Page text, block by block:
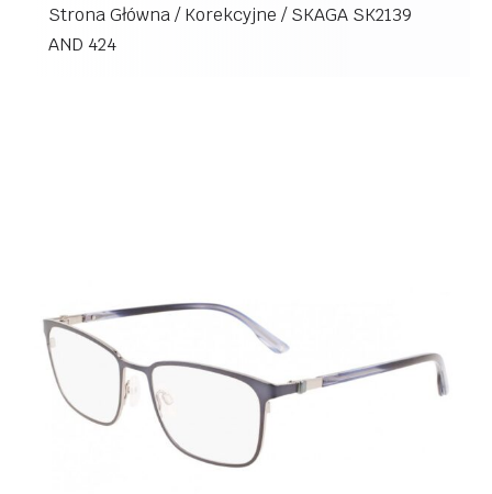
Strona Główna/Korekcyjne /SKAGA SK2139
AND 424